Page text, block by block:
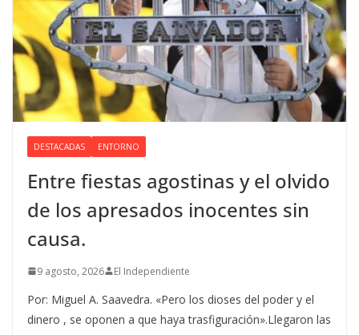
DESTACADAS ENTORNO
Entre fiestas agostinas y el olvido
de los apresados inocentes sin
causa.
9 agosto, 2026 El Independiente
Por: Miguel A. Saavedra. «Pero los dioses del poder y el
dinero , se oponen a que haya trasfiguración».Llegaron las